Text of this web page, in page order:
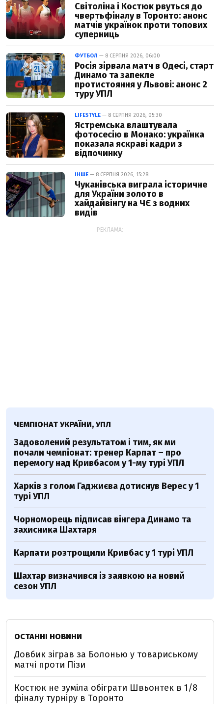
Світоліна і Костюк рвуться до
чвертьфіналу в Торонто: анонс
матчів українок проти топових
суперниць
ФУТБОЛ — 8 СЕРПНЯ 2026, 06:00
Росія зірвала матч в Одесі, старт
Динамо та запекле
протистояння у Львові: анонс 2
туру УПЛ
LIFESTYLE — 8 СЕРПНЯ 2026, 05:30
Ястремська влаштувала
фотосесію в Монако: українка
показала яскраві кадри з
відпочинку
ІНШЕ — 8 СЕРПНЯ 2026, 15:28
Чуканівська виграла історичне
для України золото в
хайдайвінгу на ЧЄ з водних
видів
РЕКЛАМА:
ЧЕМПІОНАТ УКРАЇНИ, УПЛ
Задоволений результатом і тим, як ми
почали чемпіонат: тренер Карпат – про
перемогу над Кривбасом у 1-му турі УПЛ
Харків з голом Гаджиєва дотиснув Верес у 1
турі УПЛ
Чорноморець підписав вінгера Динамо та
захисника Шахтаря
Карпати розтрощили Кривбас у 1 турі УПЛ
Шахтар визначився із заявкою на новий
сезон УПЛ
ОСТАННІ НОВИНИ
Довбик зіграв за Болонью у товариському
матчі проти Пізи
Костюк не зуміла обіграти Швьонтек в 1/8
фіналу турніру в Торонто